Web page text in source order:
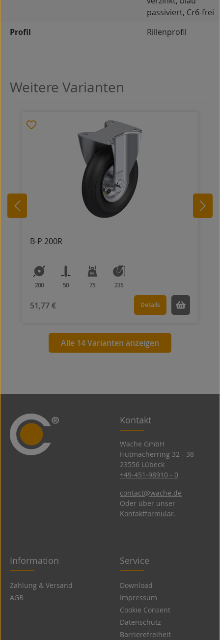
passiviert, Cr6-frei
Profil
Rillenprofil
Produktgalerie überspringen
Weitere Varianten
B-P 200R
200 50 75 235
51,77 € Details
Alle 14 Varianten anzeigen
Kontakt
Wache GmbH
Hutmacherring 32 ­- 38
23556 Lübeck
+49-451-98910 - 0
contact@wache.de
Oder über unser
Kontaktformular.
Information
Zahlung & Versand
AGB
Service
Download
Impressum
Cookie Consent
Datenschutz
Barrierefreiheit